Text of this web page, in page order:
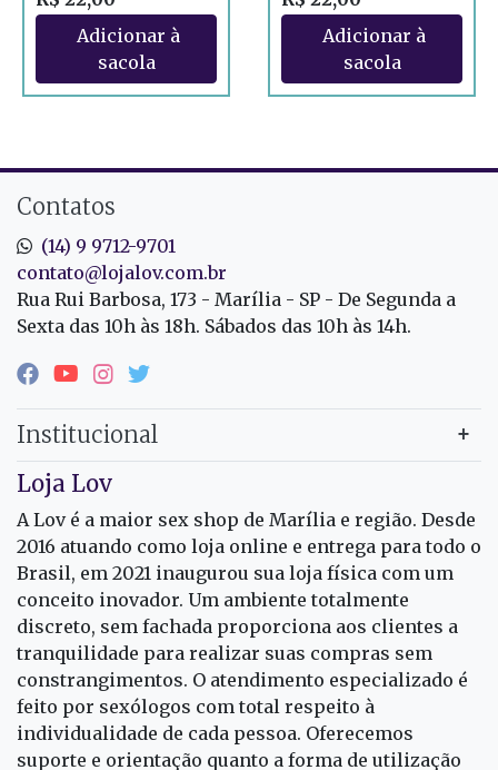
Contatos
(14) 9 9712-9701
contato@lojalov.com.br
Rua Rui Barbosa, 173 - Marília - SP - De Segunda a
Sexta das 10h às 18h. Sábados das 10h às 14h.
Institucional
Loja Lov
A Lov é a maior sex shop de Marília e região. Desde
2016 atuando como loja online e entrega para todo o
Brasil, em 2021 inaugurou sua loja física com um
conceito inovador. Um ambiente totalmente
discreto, sem fachada proporciona aos clientes a
tranquilidade para realizar suas compras sem
constrangimentos. O atendimento especializado é
feito por sexólogos com total respeito à
individualidade de cada pessoa. Oferecemos
suporte e orientação quanto a forma de utilização